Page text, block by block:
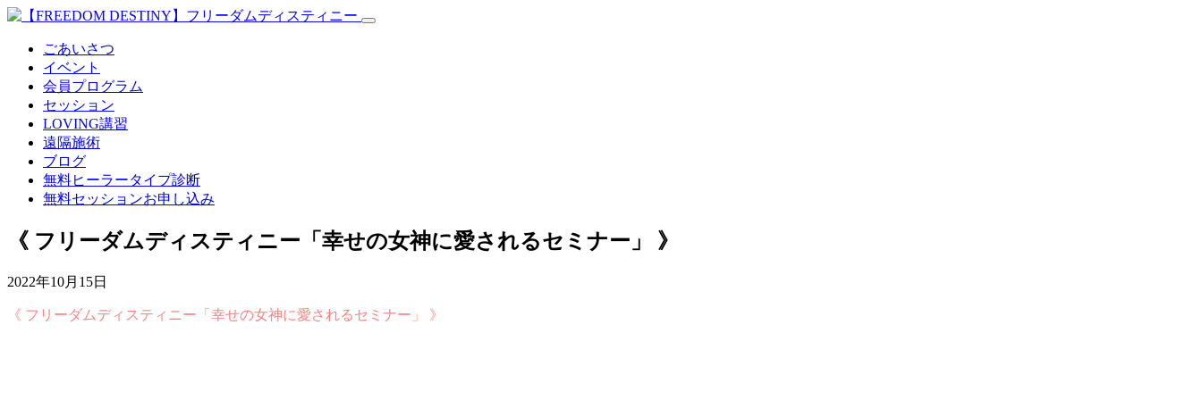
ごあいさつ
イベント
会員プログラム
セッション
LOVING講習
遠隔施術
ブログ
無料ヒーラータイプ診断
無料セッションお申し込み
《 フリーダムディスティニー「幸せの女神に愛されるセミナー」 》
2022年10月15日
《 フリーダムディスティニー「幸せの女神に愛されるセミナー」 》